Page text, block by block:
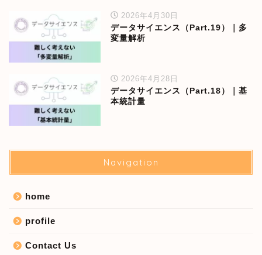
2026年4月30日
データサイエンス（Part.19）｜多
変量解析
2026年4月28日
データサイエンス（Part.18）｜基
本統計量
Navigation
home
profile
Contact Us